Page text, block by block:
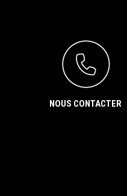
NOUS CONTACTER